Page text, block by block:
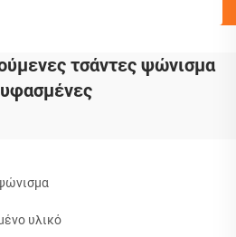
τσάντες ψώνισμα
υλικό